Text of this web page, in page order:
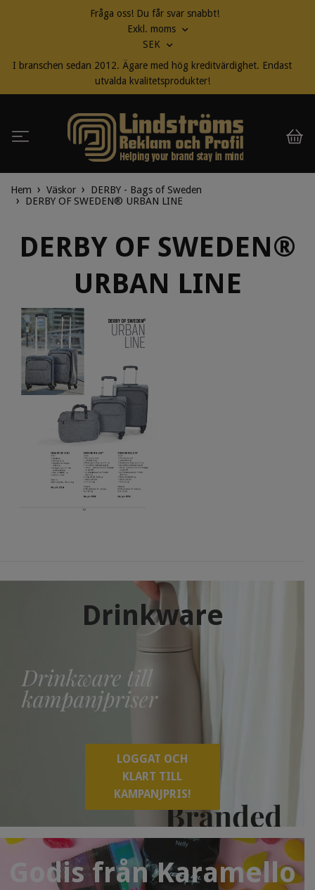
Fråga oss! Du får svar snabbt!
Exkl. moms
SEK
I branschen sedan 2012. Ägare med hög kreditvärdighet. Endast
utvalda kvalitetsprodukter!
Drinkware
LOGGAT OCH
KLART TILL
KAMPANJPRIS!
Godis från Karamello
Hem Väskor
DERBY - Bags of Sweden
DERBY OF SWEDEN® URBAN LINE
DERBY OF SWEDEN®
URBAN LINE